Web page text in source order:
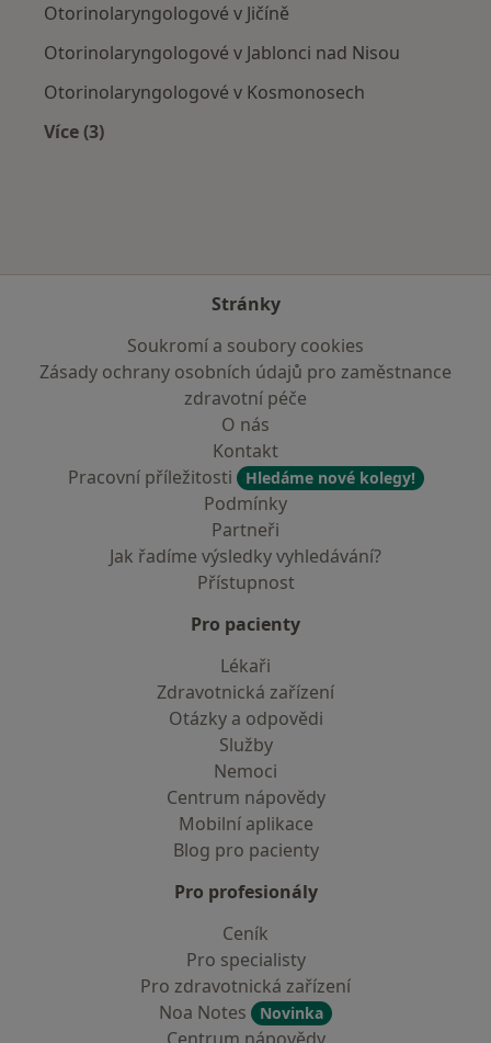
Otorinolaryngologové v Jičíně
Otorinolaryngologové v Jablonci nad Nisou
Otorinolaryngologové v Kosmonosech
Více (3)
Stránky
Soukromí a soubory cookies
Zásady ochrany osobních údajů pro zaměstnance
zdravotní péče
O nás
Kontakt
Pracovní příležitosti
Hledáme nové kolegy!
Podmínky
Partneři
Jak řadíme výsledky vyhledávání?
Přístupnost
Pro pacienty
Lékaři
Zdravotnická zařízení
Otázky a odpovědi
Služby
Nemoci
Centrum nápovědy
Mobilní aplikace
Blog pro pacienty
Pro profesionály
Ceník
Pro specialisty
Pro zdravotnická zařízení
Noa Notes
Novinka